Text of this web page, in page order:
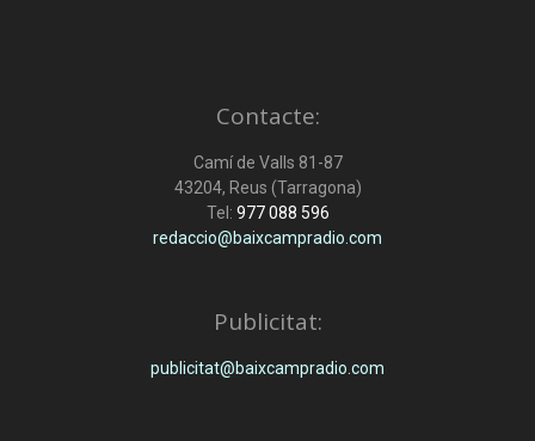
Contacte:
Camí de Valls 81-87
43204, Reus (Tarragona)
Tel: 977 088 596
redaccio@baixcampradio.com
Publicitat:
publicitat@baixcampradio.com